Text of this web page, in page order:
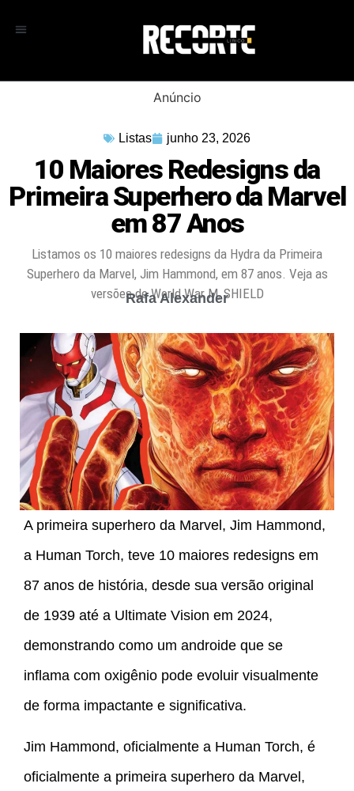
Anúncio
Listas junho 23, 2026
10 Maiores Redesigns da
Primeira Superhero da Marvel
em 87 Anos
Listamos os 10 maiores redesigns da Hydra da Primeira
Superhero da Marvel, Jim Hammond, em 87 anos. Veja as
versões de World War M, SHIELD
Rafa Alexander
A primeira superhero da Marvel, Jim Hammond,
a Human Torch, teve 10 maiores redesigns em
87 anos de história, desde sua versão original
de 1939 até a Ultimate Vision em 2024,
demonstrando como um androide que se
inflama com oxigênio pode evoluir visualmente
de forma impactante e significativa.
Jim Hammond, oficialmente a Human Torch, é
oficialmente a primeira superhero da Marvel,